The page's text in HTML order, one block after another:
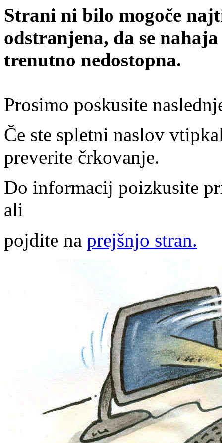
Strani ni bilo mogoče
odstranjena, da se
trenutno nedostopna.
Prosimo poskusite
Če ste spletni naslov
preverite črkovanje.
Do informacij poizkusite
ali
pojdite na prejšnjo stran.